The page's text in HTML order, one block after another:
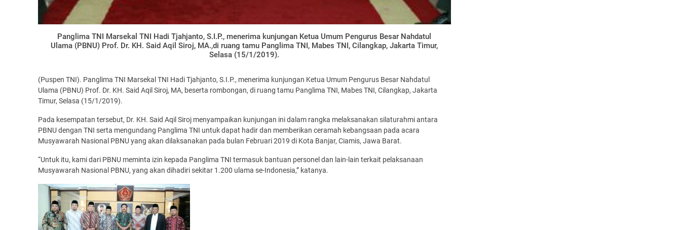
Panglima TNI Marsekal TNI Hadi Tjahjanto, S.I.P., menerima kunjungan Ketua Umum Pengurus Besar Nahdatul
Ulama (PBNU) Prof. Dr. KH. Said Aqil Siroj, MA.,di ruang tamu Panglima TNI, Mabes TNI, Cilangkap, Jakarta Timur,
Selasa (15/1/2019).
(Puspen TNI). Panglima TNI Marsekal TNI Hadi Tjahjanto, S.I.P., menerima kunjungan Ketua Umum Pengurus Besar Nahdatul
Ulama (PBNU) Prof. Dr. KH. Said Aqil Siroj, MA, beserta rombongan, di ruang tamu Panglima TNI, Mabes TNI, Cilangkap, Jakarta
Timur, Selasa (15/1/2019).
Pada kesempatan tersebut, Dr. KH. Said Aqil Siroj menyampaikan kunjungan ini dalam rangka melaksanakan silaturahmi antara
PBNU dengan TNI serta mengundang Panglima TNI untuk dapat hadir dan memberikan ceramah kebangsaan pada acara
Musyawarah Nasional PBNU yang akan dilaksanakan pada bulan Februari 2019 di Kota Banjar, Ciamis, Jawa Barat.
“Untuk itu, kami dari PBNU meminta izin kepada Panglima TNI termasuk bantuan personel dan lain-lain terkait pelaksanaan
Musyawarah Nasional PBNU, yang akan dihadiri sekitar 1.200 ulama se-Indonesia,” katanya.